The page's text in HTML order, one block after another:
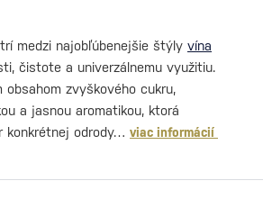
medzi najobľúbenejšie štýly vína
čistote a univerzálnemu využitiu.
obsahom zvyškového cukru,
a jasnou aromatikou, ktorá
konkrétnej odrody… viac informácií